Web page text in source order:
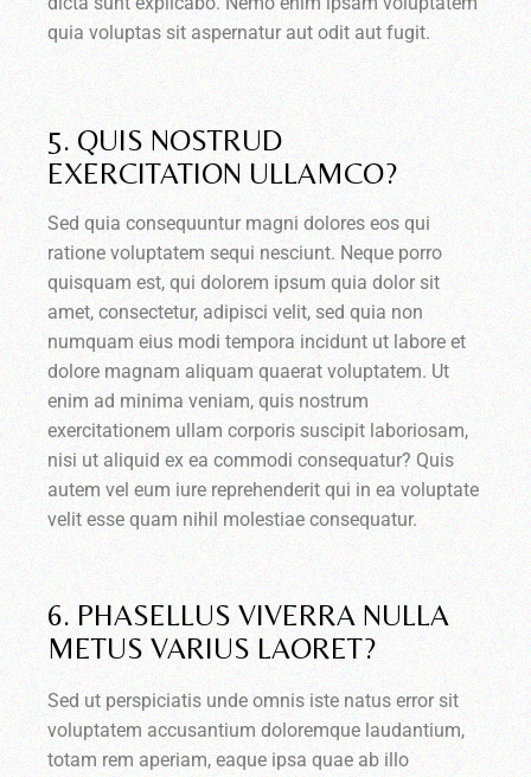
quia voluptas sit aspernatur aut odit aut fugit.
5. QUIS NOSTRUD
EXERCITATION ULLAMCO?
Sed quia consequuntur magni dolores eos qui
ratione voluptatem sequi nesciunt. Neque porro
quisquam est, qui dolorem ipsum quia dolor sit
amet, consectetur, adipisci velit, sed quia non
numquam eius modi tempora incidunt ut labore et
dolore magnam aliquam quaerat voluptatem. Ut
enim ad minima veniam, quis nostrum
exercitationem ullam corporis suscipit laboriosam,
nisi ut aliquid ex ea commodi consequatur? Quis
autem vel eum iure reprehenderit qui in ea voluptate
velit esse quam nihil molestiae consequatur.
6. PHASELLUS VIVERRA NULLA
METUS VARIUS LAORET?
Sed ut perspiciatis unde omnis iste natus error sit
voluptatem accusantium doloremque laudantium,
totam rem aperiam, eaque ipsa quae ab illo